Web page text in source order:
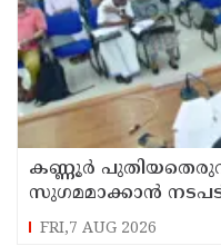
കണ്ണൂർ
സുഗമമാക്കാന്‍
FRI,7 AUG 2026